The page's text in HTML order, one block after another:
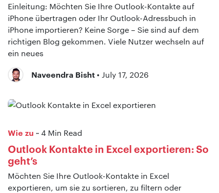
Einleitung: Möchten Sie Ihre Outlook-Kontakte auf
iPhone übertragen oder Ihr Outlook-Adressbuch in
iPhone importieren? Keine Sorge – Sie sind auf dem
richtigen Blog gekommen. Viele Nutzer wechseln auf
ein neues
Naveendra Bisht • July 17, 2026
Wie zu ~ 4 Min Read
Outlook Kontakte in Excel exportieren: So
geht’s
Möchten Sie Ihre Outlook-Kontakte in Excel
exportieren, um sie zu sortieren, zu filtern oder